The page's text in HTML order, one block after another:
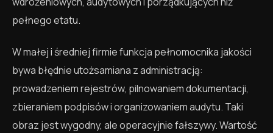
pełnego etatu.
W małej i średniej firmie funkcja pełnomocnika jakości
bywa błędnie utożsamiana z administracją:
prowadzeniem rejestrów, pilnowaniem dokumentacji,
zbieraniem podpisów i organizowaniem audytu. Taki
obraz jest wygodny, ale operacyjnie fałszywy. Wartość